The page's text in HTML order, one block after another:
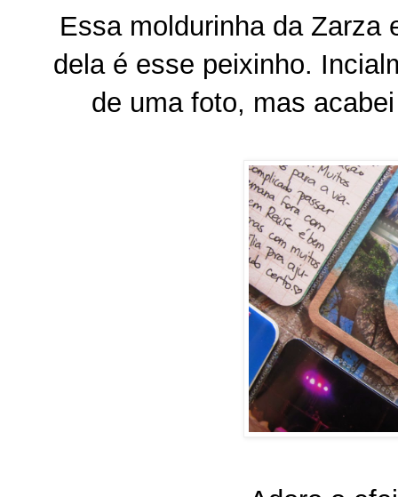
Essa moldurinha da Zarza
dela é esse peixinho.
de uma foto, mas